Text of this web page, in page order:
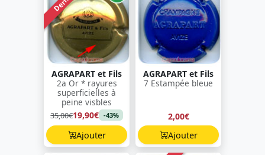
AGRAPART et Fils
2a Or * rayures
superficielles à
peine visbles
35,00€19,90€ -43%
Ajouter
AGRAPART et Fils
7 Estampée bleue
2,00€
Ajouter